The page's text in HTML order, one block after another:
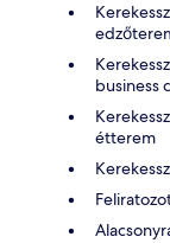
business
étterem